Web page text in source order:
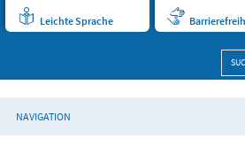
Leichte Sprache
NAVIGATION